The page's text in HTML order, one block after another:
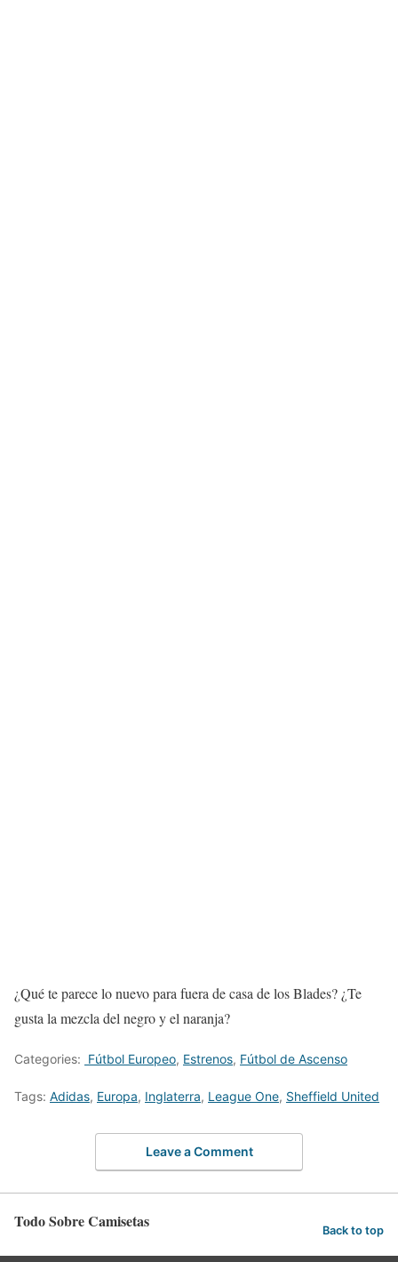
¿Qué te parece lo nuevo para fuera de casa de los Blades? ¿Te
gusta la mezcla del negro y el naranja?
Categories: Fútbol Europeo, Estrenos, Fútbol de Ascenso
Tags: Adidas, Europa, Inglaterra, League One, Sheffield United
Leave a Comment
Todo Sobre Camisetas Back to top